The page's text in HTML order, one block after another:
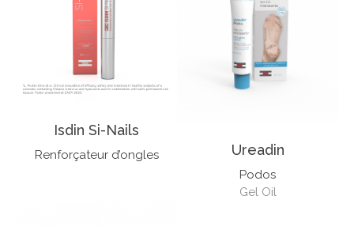
Isdin Si-Nails
Renforçateur d’ongles Ureadin
Podos
Gel Oil